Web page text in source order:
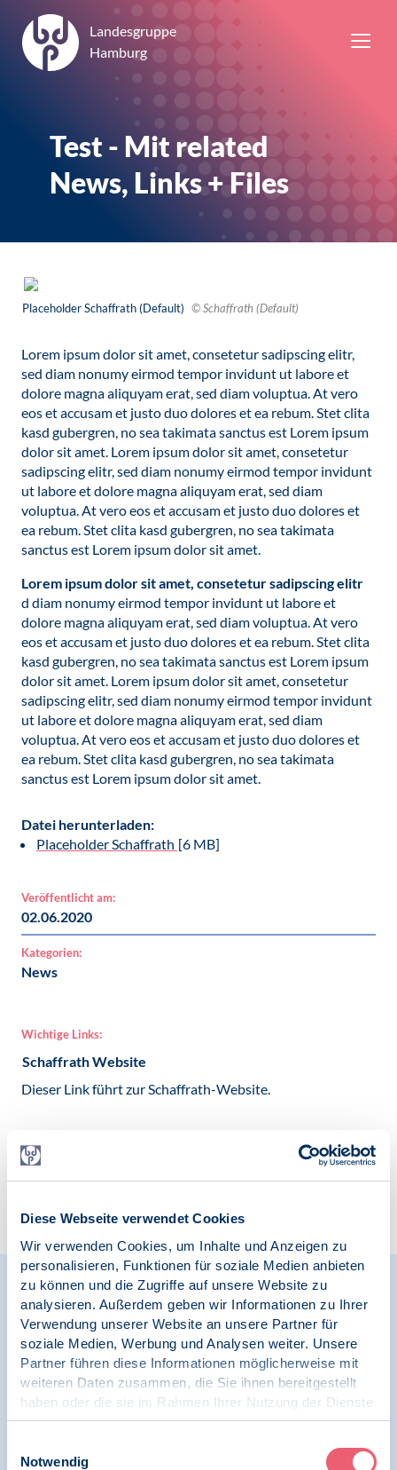
Diese Webseite verwendet Cookies
Wir verwenden Cookies, um Inhalte und Anzeigen zu
personalisieren, Funktionen für soziale Medien anbieten
zu können und die Zugriffe auf unsere Website zu
analysieren. Außerdem geben wir Informationen zu Ihrer
Verwendung unserer Website an unsere Partner für
soziale Medien, Werbung und Analysen weiter. Unsere
Partner führen diese Informationen möglicherweise mit
weiteren Daten zusammen, die Sie ihnen bereitgestellt
haben oder die sie im Rahmen Ihrer Nutzung der Dienste
gesammelt haben.
Notwendig
Landesgruppe
Hamburg
Test - Mit related
News, Links + Files
Placeholder Schaffrath (Default) © Schaffrath (Default)
Lorem ipsum dolor sit amet, consetetur sadipscing elitr,
sed diam nonumy eirmod tempor invidunt ut labore et
dolore magna aliquyam erat, sed diam voluptua. At vero
eos et accusam et justo duo dolores et ea rebum. Stet clita
kasd gubergren, no sea takimata sanctus est Lorem ipsum
dolor sit amet. Lorem ipsum dolor sit amet, consetetur
sadipscing elitr, sed diam nonumy eirmod tempor invidunt
ut labore et dolore magna aliquyam erat, sed diam
voluptua. At vero eos et accusam et justo duo dolores et
ea rebum. Stet clita kasd gubergren, no sea takimata
sanctus est Lorem ipsum dolor sit amet.
Lorem ipsum dolor sit amet, consetetur sadipscing elitr
d diam nonumy eirmod tempor invidunt ut labore et
dolore magna aliquyam erat, sed diam voluptua. At vero
eos et accusam et justo duo dolores et ea rebum. Stet clita
kasd gubergren, no sea takimata sanctus est Lorem ipsum
dolor sit amet. Lorem ipsum dolor sit amet, consetetur
sadipscing elitr, sed diam nonumy eirmod tempor invidunt
ut labore et dolore magna aliquyam erat, sed diam
voluptua. At vero eos et accusam et justo duo dolores et
ea rebum. Stet clita kasd gubergren, no sea takimata
sanctus est Lorem ipsum dolor sit amet.
Datei herunterladen:
Placeholder Schaffrath [6 MB]
Veröffentlicht am:
02.06.2020
Kategorien:
News
Wichtige Links:
Schaffrath Website
Dieser Link führt zur Schaffrath-Website.
Relevante Nachrichten
02.06.2020
News